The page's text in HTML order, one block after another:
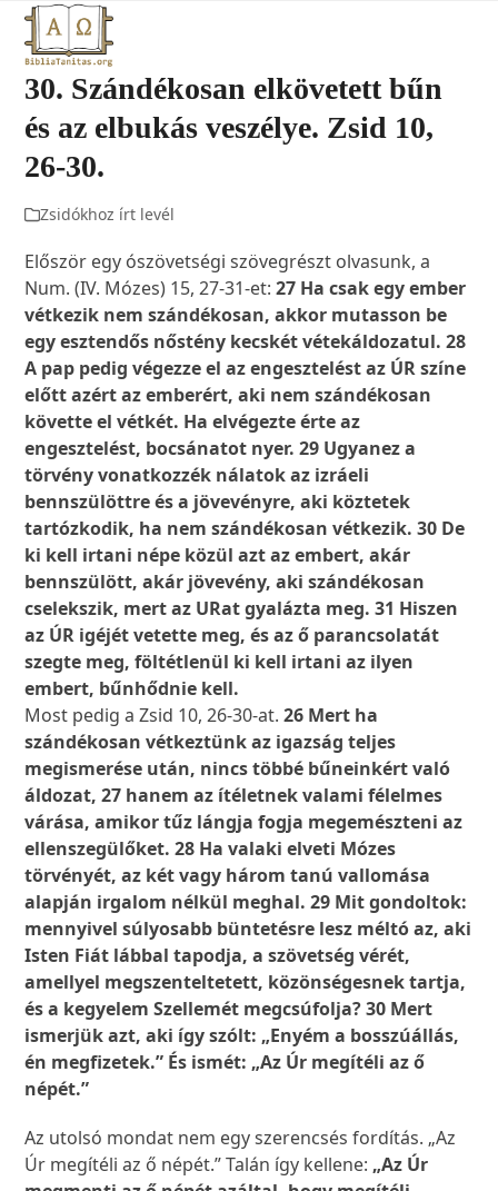
Skip
content
Open
mobile
menu
Close
mobile
menu
30. Szándékosan elkövetett bűn
és az elbukás veszélye. Zsid 10,
26-30.
Zsidókhoz írt levél
Először egy ószövetségi szövegrészt olvasunk, a
Num. (IV. Mózes) 15, 27-31-et:27 Ha csak egy ember
vétkezik nem szándékosan, akkor mutasson be
egy esztendős nőstény kecskét vétekáldozatul. 28
A pap pedig végezze el az engesztelést az ÚR színe
előtt azért az emberért, aki nem szándékosan
követte el vétkét. Ha elvégezte érte az
engesztelést, bocsánatot nyer. 29 Ugyanez a
törvény vonatkozzék nálatok az izráeli
bennszülöttre és a jövevényre, aki köztetek
tartózkodik, ha nem szándékosan vétkezik. 30 De
ki kell irtani népe közül azt az embert, akár
bennszülött, akár jövevény, aki szándékosan
cselekszik, mert az URat gyalázta meg. 31 Hiszen
az ÚR igéjét vetette meg, és az ő parancsolatát
szegte meg, föltétlenül ki kell irtani az ilyen
embert, bűnhődnie kell.
Most pedig a Zsid 10, 26-30-at. 26 Mert ha
szándékosan vétkeztünk az igazság teljes
megismerése után, nincs többé bűneinkért való
áldozat, 27 hanem az ítéletnek valami félelmes
várása, amikor tűz lángja fogja megemészteni az
ellenszegülőket. 28 Ha valaki elveti Mózes
törvényét, az két vagy három tanú vallomása
alapján irgalom nélkül meghal. 29 Mit gondoltok:
mennyivel súlyosabb büntetésre lesz méltó az, aki
Isten Fiát lábbal tapodja, a szövetség vérét,
amellyel megszenteltetett, közönségesnek tartja,
és a kegyelem Szellemét megcsúfolja? 30 Mert
ismerjük azt, aki így szólt: „Enyém a bosszúállás,
én megfizetek.” És ismét: „Az Úr megítéli az ő
népét.”
Az utolsó mondat nem egy szerencsés fordítás. „Az
Úr megítéli az ő népét.” Talán így kellene: „Az Úr